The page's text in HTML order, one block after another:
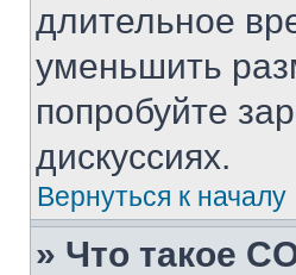
длительное
уменьшить
попробуйте
дискуссиях.
Вернуться к началу
» Что такое